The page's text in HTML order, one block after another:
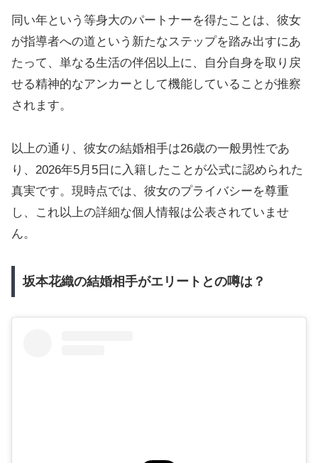
同い年という等身大のパートナーを得たことは、彼女
が指導者への道という新たなステップを踏み出すにあ
たって、単なる生活の伴侶以上に、自分自身を取り戻
せる精神的なアンカーとして機能していることが推察
されます。
以上の通り、彼女の結婚相手は26歳の一般男性であ
り、2026年5月5日に入籍したことが公式に認められた
真実です。現時点では、彼女のプライバシーを尊重
し、これ以上の詳細な個人情報は公表されていませ
ん。
坂本花織の結婚相手がエリートとの噂は？